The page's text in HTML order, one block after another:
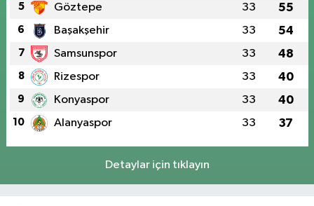
5 Göztepe 33 55
6 Başakşehir 33 54
7 Samsunspor 33 48
8 Rizespor 33 40
9 Konyaspor 33 40
10 Alanyaspor 33 37
Detaylar için tıklayın